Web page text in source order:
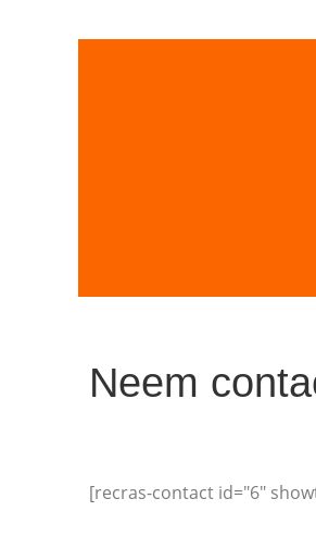
Neem
[recras-contact id="6"